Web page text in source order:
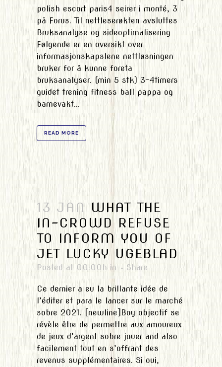
polish escort paris4 seirer i monté, 3
på Forus. Til nettleserøkten avsluttes
Bruksanalyse og sideoptimalisering
Følgende er en oversikt over
informasjonskapslene nettløsningen
bruker for å kunne foreta
bruksanalyser. (min 5 stk) 3-4timers
guidet trening fitness ball pappa og
barnevakt...
READ MORE
13 JAN WHAT THE
IN-CROWD REFUSE
TO INFORM YOU OF
JET LUCKY UGEBLAD
Posted at 00:00h in Share
Ce dernier a eu la brillante idée de
l’éditer et para le lancer sur le marché
sobre 2021. [newline]Boy objectif se
révèle être de permettre aux amoureux
de jeux d’argent sobre jouer and also
facilement tout en s’offrant des
revenus supplémentaires. Si oui,